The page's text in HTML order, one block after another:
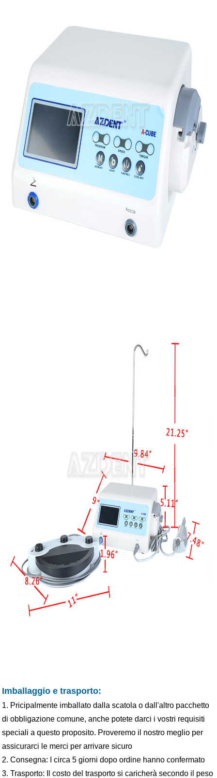
Imballaggio etrasporto:
1. Pricipalmente imballato dalla scatola o dall'altro pacchetto
di obbligazione comune, anche potete darci i vostri requisiti
speciali a questo proposito. Proveremo il nostro meglio per
assicurarci le merci per arrivare sicuro
2. Consegna: I circa 5 giorni dopo ordine hanno confermato
3. Trasporto: Il costo del trasporto si caricherà secondo il peso